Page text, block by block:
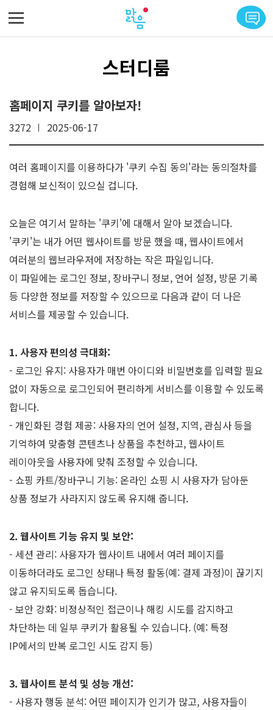
스터디룸
홈페이지 쿠키를 알아보자!
3272 2025-06-17
여러 홈페이지를 이용하다가 '쿠키 수집 동의'라는 동의절차를
경험해 보신적이 있으실 겁니다.
오늘은 여기서 말하는 '쿠키'에 대해서 알아 보겠습니다.
'쿠키'는 내가 어떤 웹사이트를 방문 했을 때, 웹사이트에서
여러분의 웹브라우저에 저장하는 작은 파일입니다.
이 파일에는 로그인 정보, 장바구니 정보, 언어 설정, 방문 기록
등 다양한 정보를 저장할 수 있으므로 다음과 같이 더 나은
서비스를 제공할 수 있습니다.
1. 사용자 편의성 극대화:
- 로그인 유지: 사용자가 매번 아이디와 비밀번호를 입력할 필요
없이 자동으로 로그인되어 편리하게 서비스를 이용할 수 있도록
합니다.
- 개인화된 경험 제공: 사용자의 언어 설정, 지역, 관심사 등을
기억하여 맞춤형 콘텐츠나 상품을 추천하고, 웹사이트
레이아웃을 사용자에 맞춰 조정할 수 있습니다.
- 쇼핑 카트/장바구니 기능: 온라인 쇼핑 시 사용자가 담아둔
상품 정보가 사라지지 않도록 유지해 줍니다.
2. 웹사이트 기능 유지 및 보안:
- 세션 관리: 사용자가 웹사이트 내에서 여러 페이지를
이동하더라도 로그인 상태나 특정 활동(예: 결제 과정)이 끊기지
않고 유지되도록 돕습니다.
- 보안 강화: 비정상적인 접근이나 해킹 시도를 감지하고
차단하는 데 일부 쿠키가 활용될 수 있습니다. (예: 특정
IP에서의 반복 로그인 시도 감지 등)
3. 웹사이트 분석 및 성능 개선:
- 사용자 행동 분석: 어떤 페이지가 인기가 많고, 사용자들이